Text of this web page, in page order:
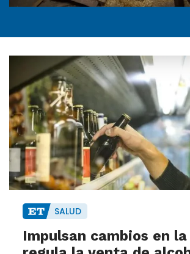
SALUD
Impulsan cambios en